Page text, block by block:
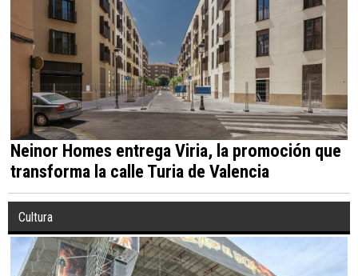
Neinor Homes entrega Viria, la promoción que
transforma la calle Turia de Valencia
Cultura